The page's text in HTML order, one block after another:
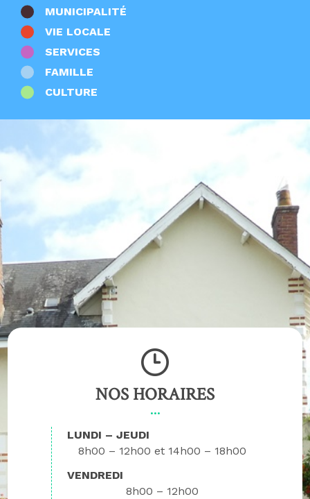
Sport
Zones d'activités
Autres
MUNICIPALITÉ
VIE LOCALE
SERVICES
FAMILLE
CULTURE
NOS HORAIRES
LUNDI – JEUDI
8h00 – 12h00
14h00 – 18h00
VENDREDI
8h00 – 12h00